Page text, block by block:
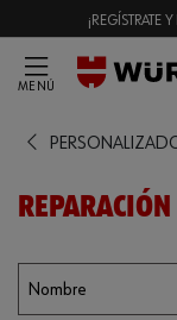
¡REGÍSTRATE
MENÚ